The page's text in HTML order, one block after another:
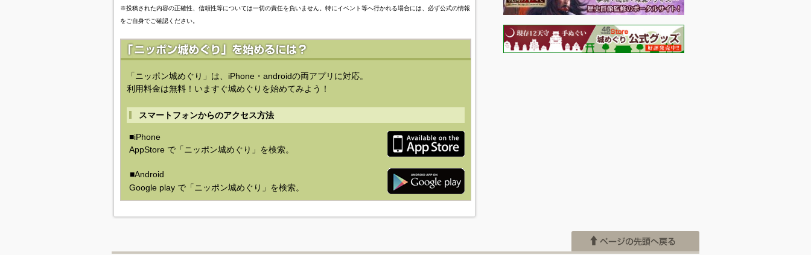
※投稿された内容の正確性、信頼性等については一切の責任を負いません。特にイベント等へ行かれる場合には、必ず公式の情報
をご自身でご確認ください。
「ニッポン城めぐり」は、iPhone・androidの両アプリに対応。
利用料金は無料！いますぐ城めぐりを始めてみよう！
スマートフォンからのアクセス方法
■iPhone
AppStore で「ニッポン城めぐり」を検索。
■Android
Google play で「ニッポン城めぐり」を検索。